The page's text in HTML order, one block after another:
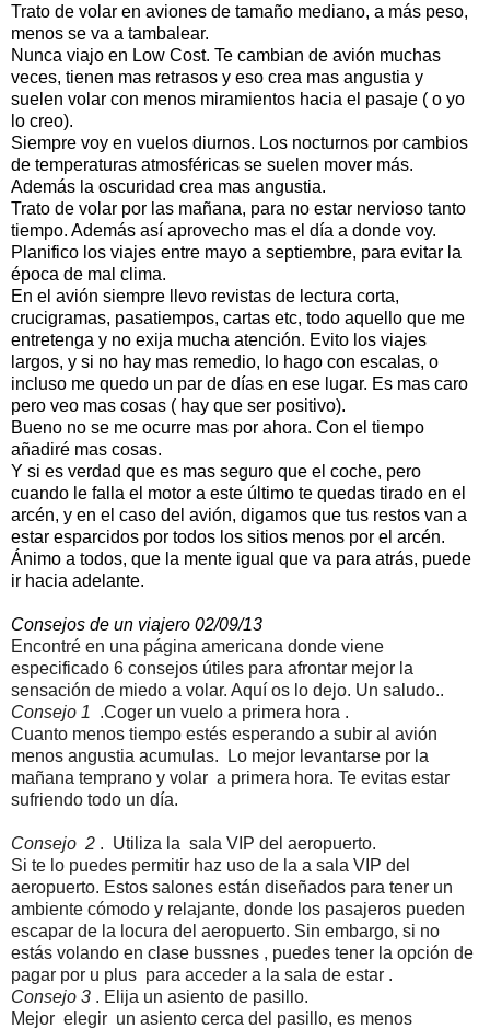
Trato de volar en aviones de tamaño mediano, a más peso,
menos se va a tambalear.
Nunca viajo en Low Cost. Te cambian de avión muchas
veces, tienen mas retrasos y eso crea mas angustia y
suelen volar con menos miramientos hacia el pasaje ( o yo
lo creo).
Siempre voy en vuelos diurnos. Los nocturnos por cambios
de temperaturas atmosféricas se suelen mover más.
Además la oscuridad crea mas angustia.
Trato de volar por las mañana, para no estar nervioso tanto
tiempo. Además así aprovecho mas el día a donde voy.
Planifico los viajes entre mayo a septiembre, para evitar la
época de mal clima.
En el avión siempre llevo revistas de lectura corta,
crucigramas, pasatiempos, cartas etc, todo aquello que me
entretenga y no exija mucha atención. Evito los viajes
largos, y si no hay mas remedio, lo hago con escalas, o
incluso me quedo un par de días en ese lugar. Es mas caro
pero veo mas cosas ( hay que ser positivo).
Bueno no se me ocurre mas por ahora. Con el tiempo
añadiré mas cosas.
Y si es verdad que es mas seguro que el coche, pero
cuando le falla el motor a este último te quedas tirado en el
arcén, y en el caso del avión, digamos que tus restos van a
estar esparcidos por todos los sitios menos por el arcén.
Ánimo a todos, que la mente igual que va para atrás, puede
ir hacia adelante.
Consejos de un viajero 02/09/13
Encontré en una página americana donde viene
especificado 6 consejos útiles para afrontar mejor la
sensación de miedo a volar. Aquí os lo dejo. Un saludo..
Consejo 1 .Coger un vuelo a primera hora .
Cuanto menos tiempo estés esperando a subir al avión
menos angustia acumulas. Lo mejor levantarse por la
mañana temprano y volar a primera hora. Te evitas estar
sufriendo todo un día.
Consejo 2 . Utiliza la sala VIP del aeropuerto.
Si te lo puedes permitir haz uso de la a sala VIP del
aeropuerto. Estos salones están diseñados para tener un
ambiente cómodo y relajante, donde los pasajeros pueden
escapar de la locura del aeropuerto. Sin embargo, si no
estás volando en clase bussnes , puedes tener la opción de
pagar por u plus para acceder a la sala de estar .
Consejo 3 . Elija un asiento de pasillo.
Mejor elegir un asiento cerca del pasillo, es menos